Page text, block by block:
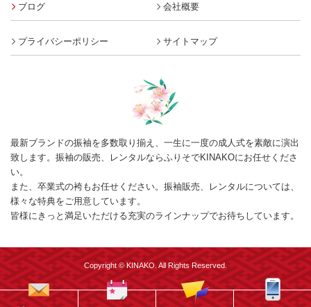
ブログ 会社概要
プライバシーポリシー サイトマップ
最新ブランドの振袖を多数取り揃え、一生に一度の成人式を素敵に演出
致します。振袖の販売、レンタルならふりそでKINAKOにお任せくださ
い。
また、卒業式の袴もお任せください。振袖販売、レンタルについては、
様々な特典をご用意しています。
皆様にきっと満足いただける充実のラインナップでお待ちしています。
Copyright © KINAKO. All Rights Reserved.